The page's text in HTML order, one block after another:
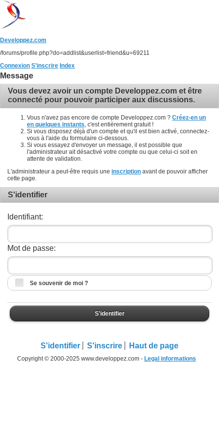
Developpez.com
/forums/profile.php?do=addlist&userlist=friend&u=69211
Connexion S'inscrire Index
Message
Vous devez avoir un compte Developpez.com et être
connecté pour pouvoir participer aux discussions.
Vous n'avez pas encore de compte Developpez.com ? Créez-en un
en quelques instants , c'est entièrement gratuit !
Si vous disposez déjà d'un compte et qu'il est bien activé, connectez-
vous à l'aide du formulaire ci-dessous.
Si vous essayez d'envoyer un message, il est possible que
l'administrateur ait désactivé votre compte ou que celui-ci soit en
attente de validation.
L'administrateur a peut-être requis une inscription avant de pouvoir afficher
cette page.
S'identifier
Identifiant:
Mot de passe:
Se souvenir de moi ?
S'identifier
S'identifier S'inscrire Haut de page
Copyright © 2000-2025 www.developpez.com - Legal informations